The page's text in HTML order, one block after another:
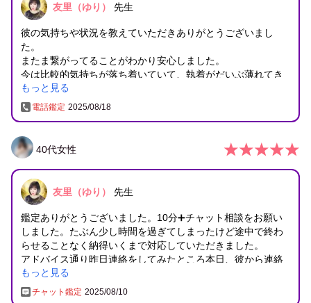
友里（ゆり） 先生
彼の気持ちや状況を教えていただきありがとうございまし
た。
またま繋がってることがわかり安心しました。
今は比較的気持ちが落ち着いていて、執着がだいぶ薄れてき
てるのですが、
夜中になると、ふと思い出して寂しくなることがあります。
また宜しくお願い致します
もっと見る
電話鑑定 2025/08/18
40代女性
友里（ゆり） 先生
鑑定ありがとうございました。10分➕チャット相談をお願い
しました。たぶん少し時間を過ぎてしまったけど途中で終わ
らせることなく納得いくまで対応していただきました。
アドバイス通り昨日連絡をしてみたところ本日、彼から連絡
がきました。
本当、彼の中の時間軸は私とは違うみたいです。普通に労う
もっと見る
チャット鑑定 2025/08/10